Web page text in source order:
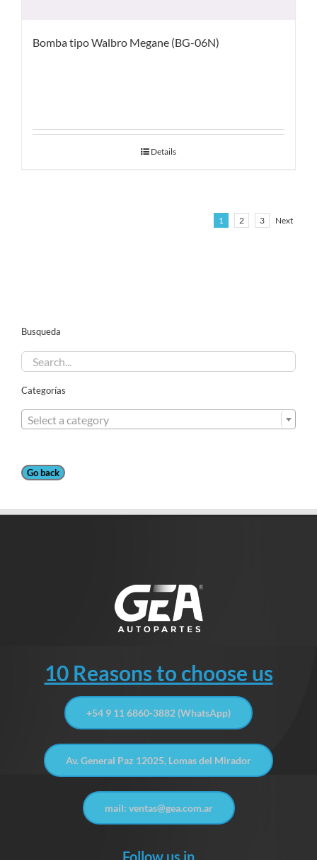
Bomba tipo Walbro Megane (BG-06N)
Details
1 2 3 Next
Busqueda
Categorías
Select a category
Go back
10 Reasons to choose us
+54 9 11 6860-3882 (WhatsApp)
Av. General Paz 12025, Lomas del Mirador
mail: ventas@gea.com.ar
Follow us in